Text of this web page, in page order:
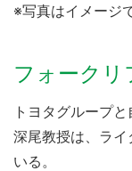
※写真はイメージ
フォークリ
トヨタグループ
深尾教授は、ライ
いる。